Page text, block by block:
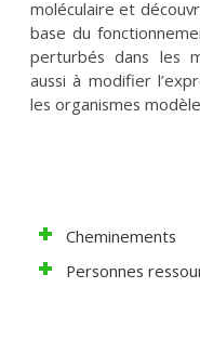
moléculaire et
base du
perturbés dans les
aussi à modifier
les organismes
Cheminements
Personnes